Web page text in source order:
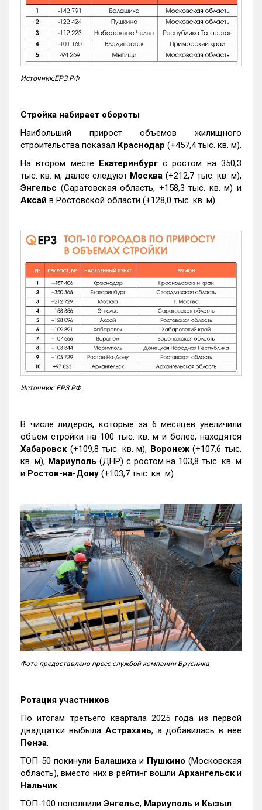
Источник:ЕРЗ.РФ
Стройка набирает обороты
Наибольший прирост объемов жилищного
строительства показал Краснодар (+457,4 тыс. кв. м).
На втором месте Екатеринбургс ростом на 350,3
тыс. кв. м, далее следуют Москва (+212,7 тыс. кв. м),
Энгельс (Саратовская область, +158,3 тыс. кв. м) и
Аксай в Ростовской области (+128,0 тыс. кв. м).
Источник: ЕРЗ.РФ
В числе лидеров, которые за 6 месяцев увеличили
объем стройки на 100 тыс. кв. м и более, находятся
Хабаровск (+109,8 тыс. кв. м), Воронеж(+107,6 тыс.
кв. м), Мариуполь (ДНР) с ростом на 103,8 тыс. кв. м
и Ростов-на-Дону (+103,7 тыс. кв. м).
Фото предоставлено пресс-службой компании Брусника
Ротация участников
По итогам третьего квартала 2025 года из первой
двадцатки выбыла Астрахань, а добавилась в нее
Пенза.
ТОП-50 покинули Балашиха и Пушкино (Московская
область), вместо них в рейтинг вошли Архангельски
Нальчик.
ТОП-100 пополнили Энгельс, Мариуполь и Кызыл.